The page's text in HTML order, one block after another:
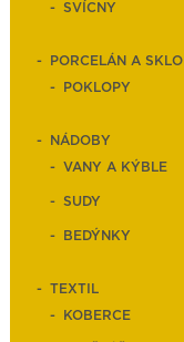
SVÍCNY
PORCELÁN A SKLO
POKLOPY
NÁDOBY
VANY A KÝBLE
SUDY
BEDÝNKY
TEXTIL
KOBERCE